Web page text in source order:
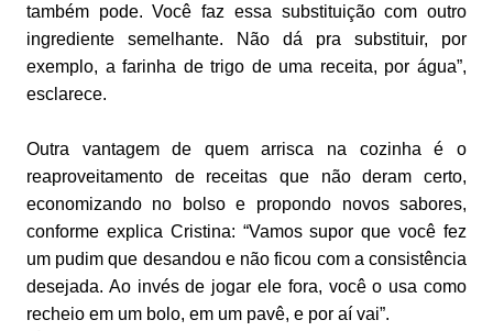
também pode. Você faz essa substituição com outro
ingrediente semelhante. Não dá pra substituir, por
exemplo, a farinha de trigo de uma receita, por água”,
esclarece.
Outra vantagem de quem arrisca na cozinha é o
reaproveitamento de receitas que não deram certo,
economizando no bolso e propondo novos sabores,
conforme explica Cristina: “Vamos supor que você fez
um pudim que desandou e não ficou com a consistência
desejada. Ao invés de jogar ele fora, você o usa como
recheio em um bolo, em um pavê, e por aí vai”.